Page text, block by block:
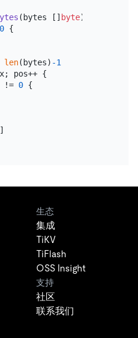
(bytes [] byte)
0 {
len(bytes) -1
pos++ {
!= 0 {
生态
集成
TiKV
TiFlash
OSS Insight
支持
社区
联系我们